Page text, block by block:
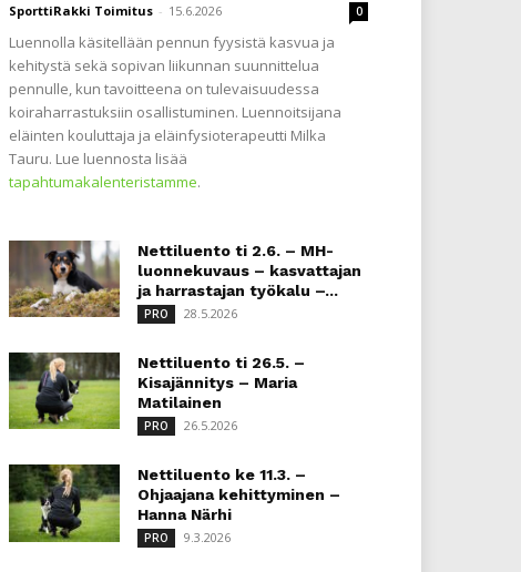
SporttiRakki Toimitus - 15.6.2026 0
Luennolla käsitellään pennun fyysistä kasvua ja
kehitystä sekä sopivan liikunnan suunnittelua
pennulle, kun tavoitteena on tulevaisuudessa
koiraharrastuksiin osallistuminen. Luennoitsijana
eläinten kouluttaja ja eläinfysioterapeutti Milka
Tauru. Lue luennosta lisää
tapahtumakalenteristamme.
Nettiluento ti 2.6. – MH-
luonnekuvaus – kasvattajan
ja harrastajan työkalu –...
PRO 28.5.2026
Nettiluento ti 26.5. –
Kisajännitys – Maria
Matilainen
PRO 26.5.2026
Nettiluento ke 11.3. –
Ohjaajana kehittyminen –
Hanna Närhi
PRO 9.3.2026